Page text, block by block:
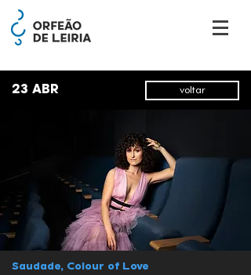
23 ABR voltar
Saudade, Colour of Love